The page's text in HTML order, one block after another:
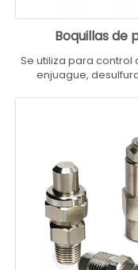
Boquillas de
Se utiliza para
enjuague,